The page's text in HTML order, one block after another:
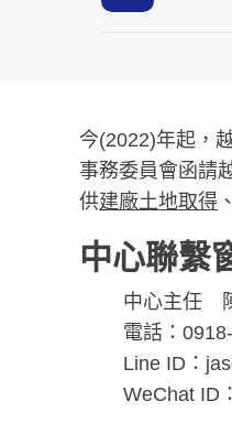
今(2022)年起，
事務委員會函請
供建廠土地取得 、
中心聯繫
中心主任
電話：
Line ID：
WeChat ID